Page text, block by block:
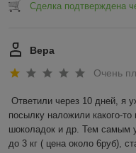
Сделка подтверждена
Вера
Очень
Ответили через 10 дней, я
посылку наложили какого-
шоколадок и др. Тем самым
до 3 кг ( цена около 6руб),